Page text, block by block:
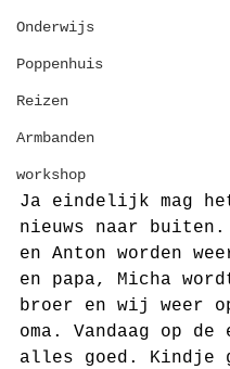
Onderwijs
Poppenhuis
Reizen
Armbanden
workshop
Ja eindelijk mag
nieuws naar buiten.
en Anton worden
en papa, Micha
broer en wij weer
oma. Vandaag op de
alles goed. Kindje